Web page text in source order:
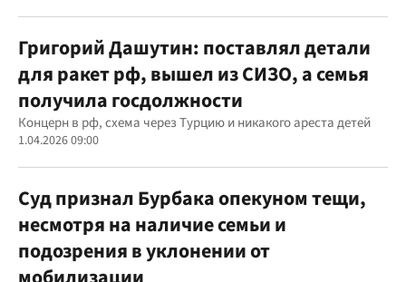
Григорий Дашутин: поставлял детали
для ракет рф, вышел из СИЗО, а семья
получила госдолжности
Концерн в рф, схема через Турцию и никакого ареста детей
1.04.2026 09:00
Суд признал Бурбака опекуном тещи,
несмотря на наличие семьи и
подозрения в уклонении от